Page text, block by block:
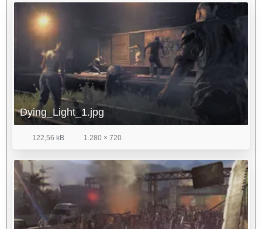
Dying_Light_1.jpg
122,56 kB 1.280 × 720